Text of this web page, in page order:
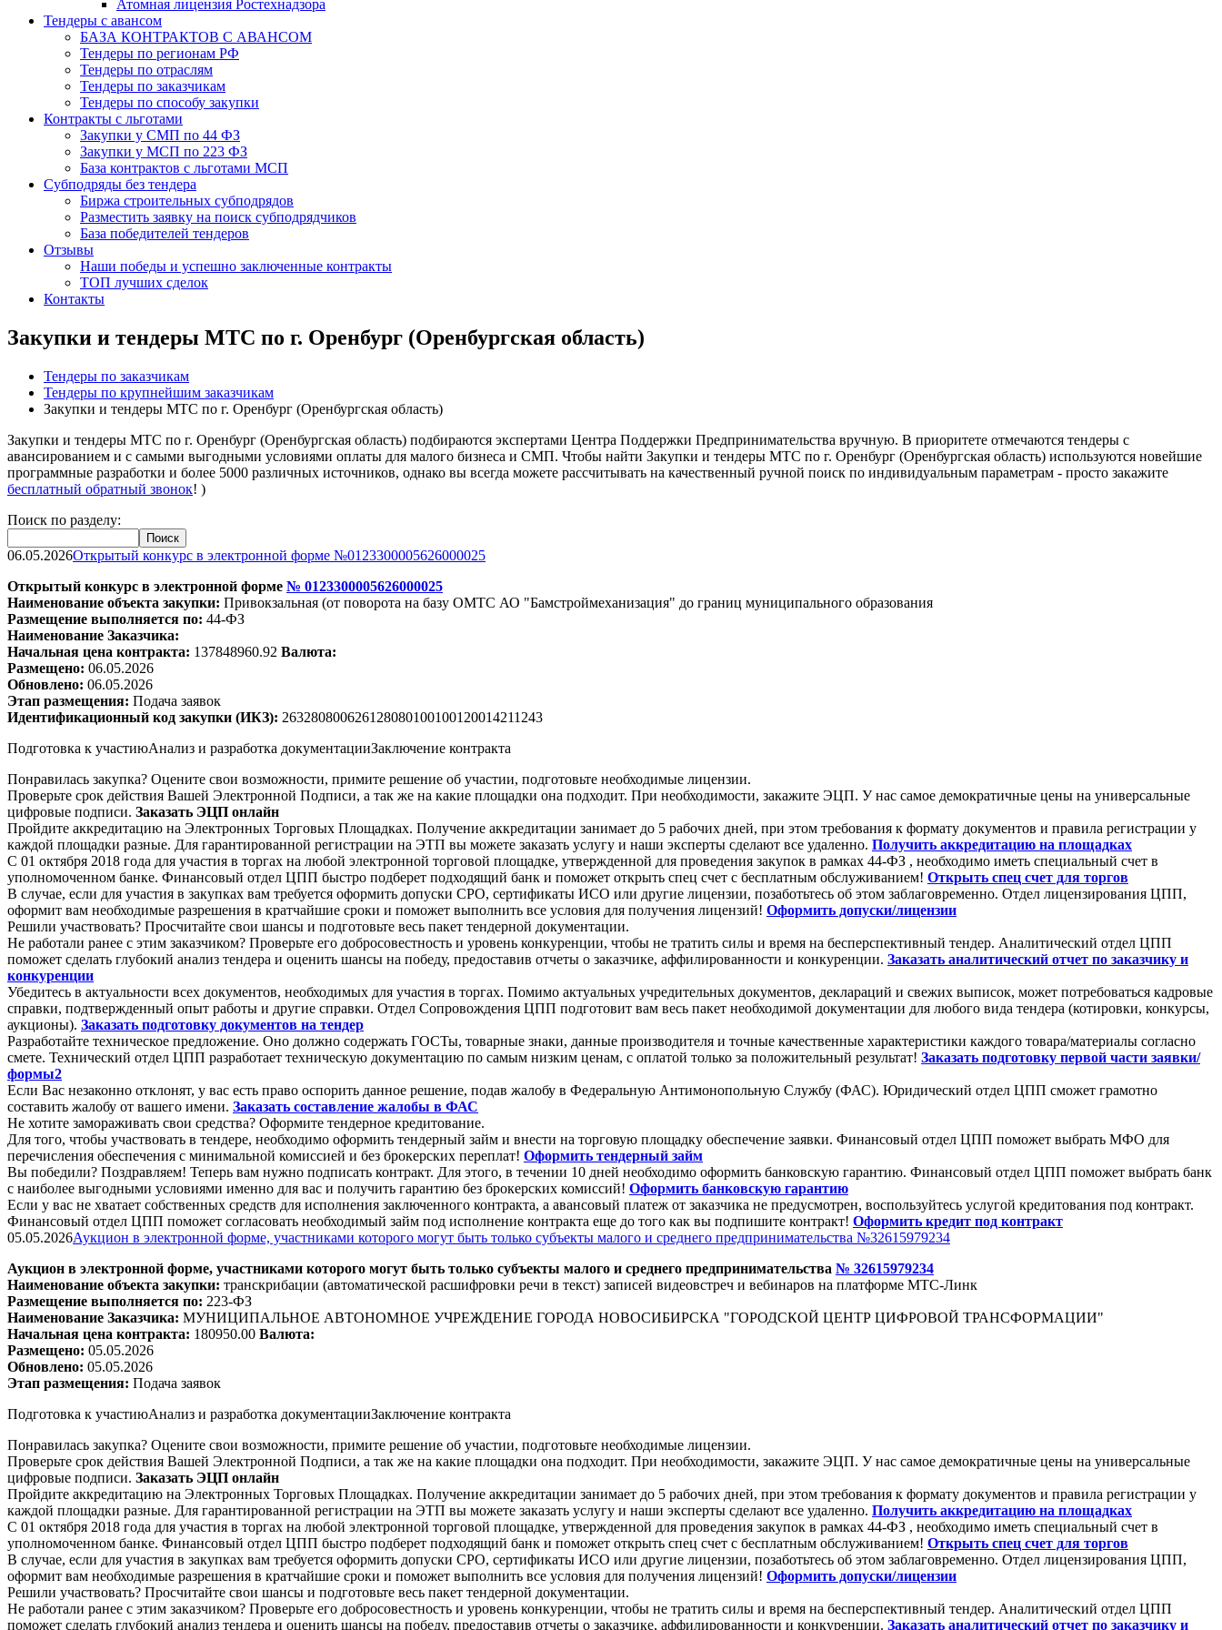
Атомная лицензия Ростехнадзора
Тендеры с авансом
БАЗА КОНТРАКТОВ С АВАНСОМ
Тендеры по регионам РФ
Тендеры по отраслям
Тендеры по заказчикам
Тендеры по способу закупки
Контракты с льготами
Закупки у СМП по 44 ФЗ
Закупки у МСП по 223 ФЗ
База контрактов с льготами МСП
Субподряды без тендера
Биржа строительных субподрядов
Разместить заявку на поиск субподрядчиков
База победителей тендеров
Отзывы
Наши победы и успешно заключенные контракты
ТОП лучших сделок
Контакты
Закупки и тендеры МТС по г. Оренбург (Оренбургская область)
Тендеры по заказчикам
Тендеры по крупнейшим заказчикам
Закупки и тендеры МТС по г. Оренбург (Оренбургская область)
Закупки и тендеры МТС по г. Оренбург (Оренбургская область) подбираются экспертами Центра Поддержки Предпринимательства вручную. В приоритете отмечаются тендеры с
авансированием и с самыми выгодными условиями оплаты для малого бизнеса и СМП. Чтобы найти Закупки и тендеры МТС по г. Оренбург (Оренбургская область) используются новейшие
программные разработки и более 5000 различных источников, однако вы всегда можете рассчитывать на качественный ручной поиск по индивидуальным параметрам - просто закажите
бесплатный обратный звонок! )
Поиск по разделу:
06.05.2026Открытый конкурс в электронной форме №0123300005626000025
Открытый конкурс в электронной форме № 0123300005626000025
Наименование объекта закупки: Привокзальная (от поворота на базу ОМТС АО "Бамстроймеханизация" до границ муниципального образования
Размещение выполняется по: 44-ФЗ
Наименование Заказчика:
Начальная цена контракта: 137848960.92 Валюта:
Размещено: 06.05.2026
Обновлено: 06.05.2026
Этап размещения: Подача заявок
Идентификационный код закупки (ИКЗ): 263280800626128080100100120014211243
Подготовка к участиюАнализ и разработка документацииЗаключение контракта
Понравилась закупка? Оцените свои возможности, примите решение об участии, подготовьте необходимые лицензии.
Проверьте срок действия Вашей Электронной Подписи, а так же на какие площадки она подходит. При необходимости, закажите ЭЦП. У нас самое демократичные цены на универсальные
цифровые подписи. Заказать ЭЦП онлайн
Пройдите аккредитацию на Электронных Торговых Площадках. Получение аккредитации занимает до 5 рабочих дней, при этом требования к формату документов и правила регистрации у
каждой площадки разные. Для гарантированной регистрации на ЭТП вы можете заказать услугу и наши эксперты сделают все удаленно. Получить аккредитацию на площадках
С 01 октября 2018 года для участия в торгах на любой электронной торговой площадке, утвержденной для проведения закупок в рамках 44-ФЗ , необходимо иметь специальный счет в
уполномоченном банке. Финансовый отдел ЦПП быстро подберет подходящий банк и поможет открыть спец счет с бесплатным обслуживанием! Открыть спец счет для торгов
В случае, если для участия в закупках вам требуется оформить допуски СРО, сертификаты ИСО или другие лицензии, позаботьтесь об этом заблаговременно. Отдел лицензирования ЦПП,
оформит вам необходимые разрешения в кратчайшие сроки и поможет выполнить все условия для получения лицензий! Оформить допуски/лицензии
Решили участвовать? Просчитайте свои шансы и подготовьте весь пакет тендерной документации.
Не работали ранее с этим заказчиком? Проверьте его добросовестность и уровень конкуренции, чтобы не тратить силы и время на бесперспективный тендер. Аналитический отдел ЦПП
поможет сделать глубокий анализ тендера и оценить шансы на победу, предоставив отчеты о заказчике, аффилированности и конкуренции. Заказать аналитический отчет по заказчику и
конкуренции
Убедитесь в актуальности всех документов, необходимых для участия в торгах. Помимо актуальных учредительных документов, деклараций и свежих выписок, может потребоваться кадровые
справки, подтвержденный опыт работы и другие справки. Отдел Сопровождения ЦПП подготовит вам весь пакет необходимой документации для любого вида тендера (котировки, конкурсы,
аукционы). Заказать подготовку документов на тендер
Разработайте техническое предложение. Оно должно содержать ГОСТы, товарные знаки, данные производителя и точные качественные характеристики каждого товара/материалы согласно
смете. Технический отдел ЦПП разработает техническую документацию по самым низким ценам, с оплатой только за положительный результат! Заказать подготовку первой части заявки/
формы2
Если Вас незаконно отклонят, у вас есть право оспорить данное решение, подав жалобу в Федеральную Антимонопольную Службу (ФАС). Юридический отдел ЦПП сможет грамотно
составить жалобу от вашего имени. Заказать составление жалобы в ФАС
Не хотите замораживать свои средства? Оформите тендерное кредитование.
Для того, чтобы участвовать в тендере, необходимо оформить тендерный займ и внести на торговую площадку обеспечение заявки. Финансовый отдел ЦПП поможет выбрать МФО для
перечисления обеспечения с минимальной комиссией и без брокерских переплат! Оформить тендерный займ
Вы победили? Поздравляем! Теперь вам нужно подписать контракт. Для этого, в течении 10 дней необходимо оформить банковскую гарантию. Финансовый отдел ЦПП поможет выбрать банк
с наиболее выгодными условиями именно для вас и получить гарантию без брокерских комиссий! Оформить банковскую гарантию
Если у вас не хватает собственных средств для исполнения заключенного контракта, а авансовый платеж от заказчика не предусмотрен, воспользуйтесь услугой кредитования под контракт.
Финансовый отдел ЦПП поможет согласовать необходимый займ под исполнение контракта еще до того как вы подпишите контракт! Оформить кредит под контракт
05.05.2026Аукцион в электронной форме, участниками которого могут быть только субъекты малого и среднего предпринимательства №32615979234
Аукцион в электронной форме, участниками которого могут быть только субъекты малого и среднего предпринимательства № 32615979234
Наименование объекта закупки: транскрибации (автоматической расшифровки речи в текст) записей видеовстреч и вебинаров на платформе МТС-Линк
Размещение выполняется по: 223-ФЗ
Наименование Заказчика: МУНИЦИПАЛЬНОЕ АВТОНОМНОЕ УЧРЕЖДЕНИЕ ГОРОДА НОВОСИБИРСКА "ГОРОДСКОЙ ЦЕНТР ЦИФРОВОЙ ТРАНСФОРМАЦИИ"
Начальная цена контракта: 180950.00 Валюта:
Размещено: 05.05.2026
Обновлено: 05.05.2026
Этап размещения: Подача заявок
Подготовка к участиюАнализ и разработка документацииЗаключение контракта
Понравилась закупка? Оцените свои возможности, примите решение об участии, подготовьте необходимые лицензии.
Проверьте срок действия Вашей Электронной Подписи, а так же на какие площадки она подходит. При необходимости, закажите ЭЦП. У нас самое демократичные цены на универсальные
цифровые подписи. Заказать ЭЦП онлайн
Пройдите аккредитацию на Электронных Торговых Площадках. Получение аккредитации занимает до 5 рабочих дней, при этом требования к формату документов и правила регистрации у
каждой площадки разные. Для гарантированной регистрации на ЭТП вы можете заказать услугу и наши эксперты сделают все удаленно. Получить аккредитацию на площадках
С 01 октября 2018 года для участия в торгах на любой электронной торговой площадке, утвержденной для проведения закупок в рамках 44-ФЗ , необходимо иметь специальный счет в
уполномоченном банке. Финансовый отдел ЦПП быстро подберет подходящий банк и поможет открыть спец счет с бесплатным обслуживанием! Открыть спец счет для торгов
В случае, если для участия в закупках вам требуется оформить допуски СРО, сертификаты ИСО или другие лицензии, позаботьтесь об этом заблаговременно. Отдел лицензирования ЦПП,
оформит вам необходимые разрешения в кратчайшие сроки и поможет выполнить все условия для получения лицензий! Оформить допуски/лицензии
Решили участвовать? Просчитайте свои шансы и подготовьте весь пакет тендерной документации.
Не работали ранее с этим заказчиком? Проверьте его добросовестность и уровень конкуренции, чтобы не тратить силы и время на бесперспективный тендер. Аналитический отдел ЦПП
поможет сделать глубокий анализ тендера и оценить шансы на победу, предоставив отчеты о заказчике, аффилированности и конкуренции. Заказать аналитический отчет по заказчику и